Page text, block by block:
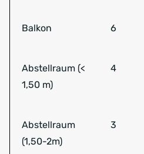
Balkon 6
Abstellraum (<
1,50 m)
4
Abstellraum
(1,50-2m)
3